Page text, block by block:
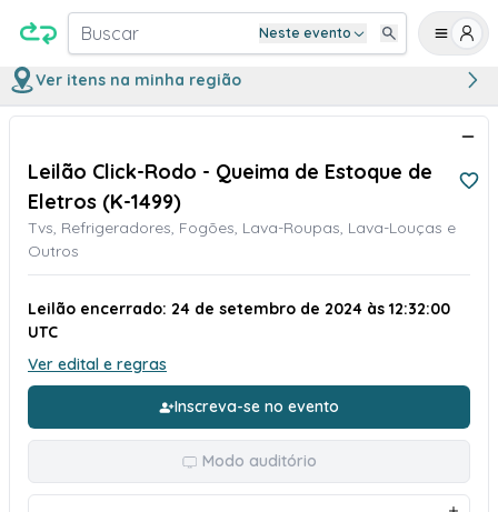
Buscar Neste evento
Ver itens na minha região
Leilão Click-Rodo - Queima de Estoque de
Eletros (K-1499)
Tvs, Refrigeradores, Fogões, Lava-Roupas, Lava-Louças e
Outros
Leilão encerrado: 24 de setembro de 2024 às 12:32:00
UTC
Ver edital e regras
Inscreva-se no evento
Modo auditório